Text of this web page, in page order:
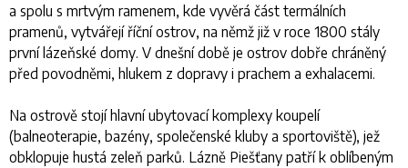
a spolu s mrtvým ramenem, kde vyvěrá část termálních
pramenů, vytvářejí říční ostrov, na němž již v roce 1800 stály
první lázeňské domy. V dnešní době je ostrov dobře chráněný
před povodněmi, hlukem z dopravy i prachem a exhalacemi.
Na ostrově stojí hlavní ubytovací komplexy koupelí
(balneoterapie, bazény, společenské kluby a sportoviště), jež
obklopuje hustá zeleň parků. Lázně Piešťany patří k oblíbeným